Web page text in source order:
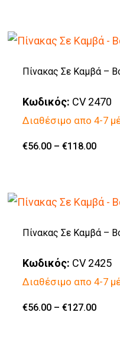
στη
του
προϊόντος
έχει
Οι
επιλογές
μπορούν
στη
του
προϊόντος
Πίνακας Σε Καμβά –
Κωδικός: CV 2470
Διαθέσιμο απο 4-7
€56.00 – €118.00Price
Αυτό
έχει
Οι
επιλογές
μπορούν
Πίνακας Σε Καμβά –
Κωδικός: CV 2425
Διαθέσιμο απο 4-7
€56.00 – €127.00Price
Αυτό